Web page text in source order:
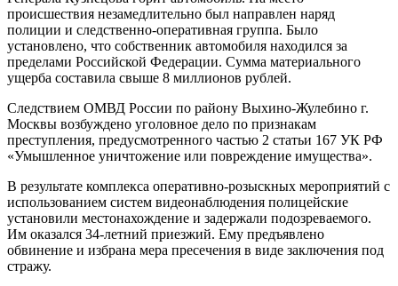
происшествия незамедлительно был направлен наряд
полиции и следственно-оперативная группа. Было
установлено, что собственник автомобиля находился за
пределами Российской Федерации. Сумма материального
ущерба составила свыше 8 миллионов рублей.
Следствием ОМВД России по району Выхино-Жулебино г.
Москвы возбуждено уголовное дело по признакам
преступления, предусмотренного частью 2 статьи 167 УК РФ
«Умышленное уничтожение или повреждение имущества».
В результате комплекса оперативно-розыскных мероприятий с
использованием систем видеонаблюдения полицейские
установили местонахождение и задержали подозреваемого.
Им оказался 34-летний приезжий. Ему предъявлено
обвинение и избрана мера пресечения в виде заключения под
стражу.